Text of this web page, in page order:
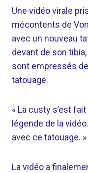
Une vidéo virale
mécontents de
avec un nouveau
devant de son
sont empressés
tatouage.
« La custy s’est
légende de la
avec ce tatouage. »
La vidéo a